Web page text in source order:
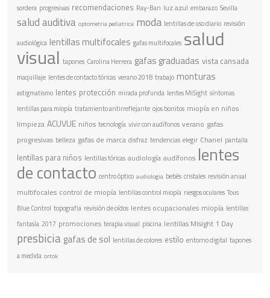
sordera progresivas recomendaciones Ray-Ban luz azul embarazo Sevilla
salud auditiva optometria pediatrica moda lentillas de uso diario revisión
audiológica lentillas multifocales gafas multifocales salud
visual tapones Carolina Herrera gafas graduadas vista cansada
maquillaje lentes de contacto tóricas verano 2018 trabajo monturas
astigmatismo lentes protección mirada profunda lentes MiSight síntomas
lentillas para miopía tratamiento antirreflejante ojos bonitos miopía en niños
limpieza ACUVUE niños tecnología vivir con audífonos verano gafas
progresivas belleza gafas de marca disfraz tendencias elegir Chanel pantalla
lentillas para niños lentillas tóricas audiología audífonos lentes
de contacto centro óptico audiologia bebés cristales revisión anual
multifocales control de miopía lentillas control miopía riesgos oculares Tous
Blue Control topografia revisión de oídos lentes ocupacionales miopía lentillas
fantasía 2017 promociones terapia visual piscina lentillas Misight 1 Day
presbicia gafas de sol lentillas de colores estilo entorno digital tapones
a medida ortok